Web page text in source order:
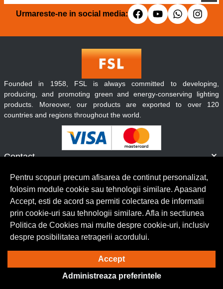
Urmareste-ne in social media:
Contact
Servicii clienti
Founded in 1958, FSL is always committed to developing,
producing, and promoting green and energy-conserving lighting
products. Moreover, our products are exported to over 120
countries and regions throughout the world.
© Copyright 2026 Lumilux. Toate drepturile rezervate.
Solutie eCommercepowered by
BrowserID:
Pentru scopuri precum afisarea de continut personalizat,
folosim module cookie sau tehnologii similare. Apasand
Accept, esti de acord sa permiti colectarea de informatii
prin cookie-uri sau tehnologii similare. Afla in sectiunea
Politica de Cookies mai multe despre cookie-uri, inclusiv
despre posibilitatea retragerii acordului.
Accept
Administreaza preferintele